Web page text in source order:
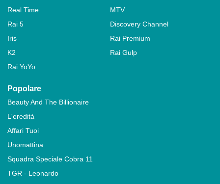
Real Time
MTV
Rai 5
Discovery Channel
Iris
Rai Premium
K2
Rai Gulp
Rai YoYo
Popolare
Beauty And The Billionaire
L'eredità
Affari Tuoi
Unomattina
Squadra Speciale Cobra 11
TGR - Leonardo